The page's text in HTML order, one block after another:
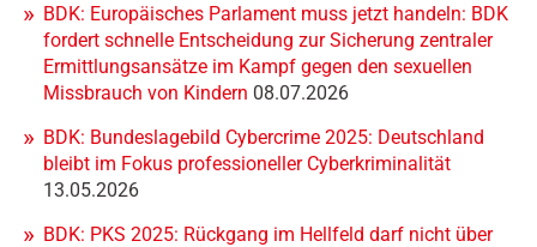
BDK: Europäisches Parlament muss jetzt handeln: BDK
fordert schnelle Entscheidung zur Sicherung zentraler
Ermittlungsansätze im Kampf gegen den sexuellen
Missbrauch von Kindern 08.07.2026
BDK: Bundeslagebild Cybercrime 2025: Deutschland
bleibt im Fokus professioneller Cyberkriminalität
13.05.2026
BDK: PKS 2025: Rückgang im Hellfeld darf nicht über